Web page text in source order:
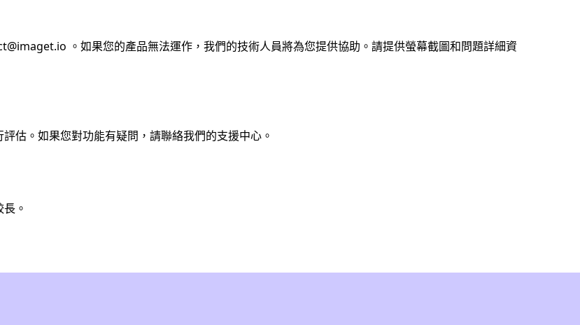
。如果您的產品無法運作，我們的技術人員將為您提供協助。請提供螢幕截圖和問題詳細資
估。如果您對功能有疑問，請聯絡我們的支援中心。
。